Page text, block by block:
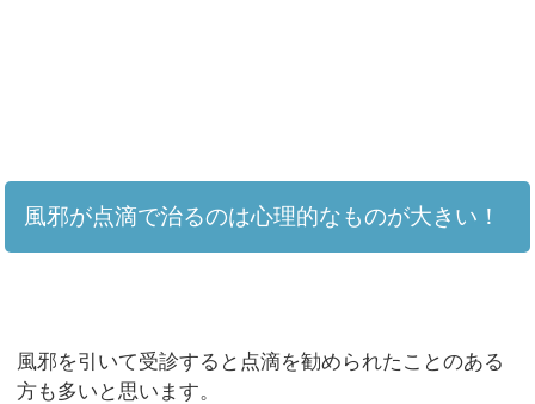
風邪が点滴で治るのは心理的なものが大きい！
風邪を引いて受診すると点滴を勧められたことのある
方も多いと思います。